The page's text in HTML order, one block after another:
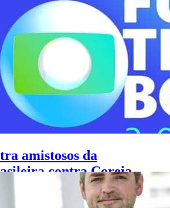
amistosos da
contra Coreia